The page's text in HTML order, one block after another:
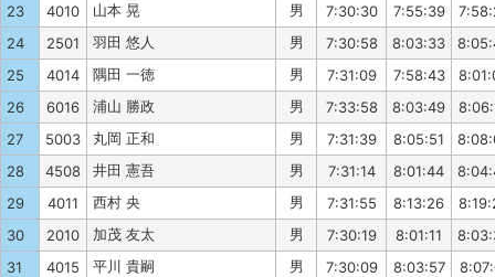
23
4010 山本 晃 男 7:30:30 7:55:39
24
2501 羽田 悠人 男 7:30:58 8:03:33
25
4014 隅田 一徳 男 7:31:09 7:58:43
26
6016 浦山 勝政 男 7:33:58 8:03:49
27
5003 丸岡 正和 男 7:31:39 8:05:51
28
4508 井田 憲吾 男 7:31:14 8:01:44
29
4011 西村 央 男 7:31:55 8:13:26
30
2010 加茂 友太 男 7:30:19 8:01:11
31
4015 平川 貴嗣 男 7:30:09 8:03:57